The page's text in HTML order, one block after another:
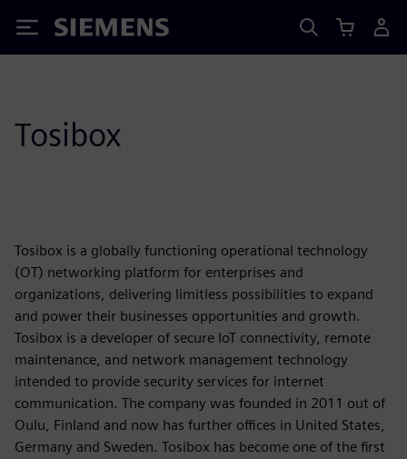
Siemens
Tosibox
Tosibox is a globally functioning operational technology
(OT) networking platform for enterprises and
organizations, delivering limitless possibilities to expand
and power their businesses opportunities and growth.
Tosibox is a developer of secure IoT connectivity, remote
maintenance, and network management technology
intended to provide security services for internet
communication. The company was founded in 2011 out of
Oulu, Finland and now has further offices in United States,
Germany and Sweden. Tosibox has become one of the first